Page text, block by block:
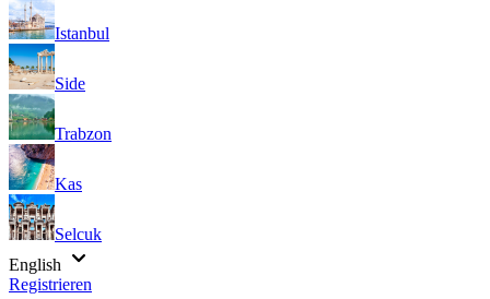
Istanbul
Side
Trabzon
Kas
Selcuk
English
Registrieren